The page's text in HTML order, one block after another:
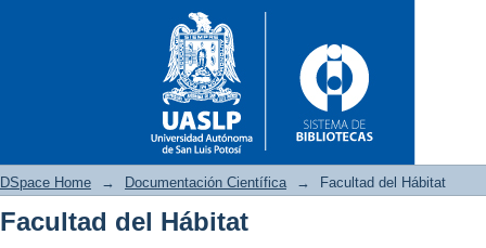
DSpace Home → Documentación Científica → Facultad del Hábitat
Facultad del Hábitat